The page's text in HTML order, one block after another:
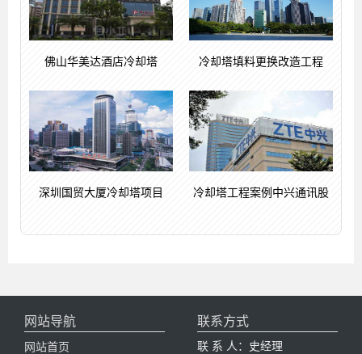
佛山华美达酒店冷却塔 冷却塔填料更换改造工程
深圳国贸大厦冷却塔项目 冷却塔工程案例中兴通讯股
网站导航
网站首页
联系方式
联 系 人：史经理